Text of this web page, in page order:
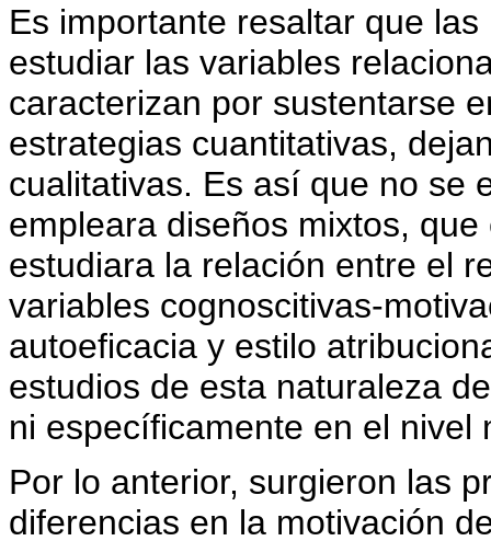
Es importante resaltar que
estudiar las variables
caracterizan por sustentarse
estrategias cuantitativas,
cualitativas. Es así que no se
empleara diseños mixtos,
estudiara la relación entre el
variables cognoscitivas-
autoeficacia y estilo
estudios de esta naturaleza
ni específicamente en el nivel
Por lo anterior, surgieron las
diferencias en la motivación